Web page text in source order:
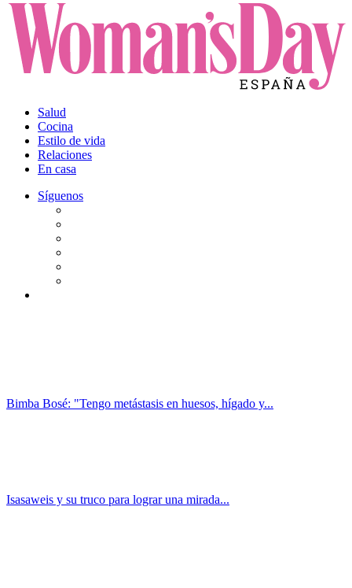
Salud
Cocina
Estilo de vida
Relaciones
En casa
Síguenos
Bimba Bosé: "Tengo metástasis en huesos, hígado y...
Isasaweis y su truco para lograr una mirada...